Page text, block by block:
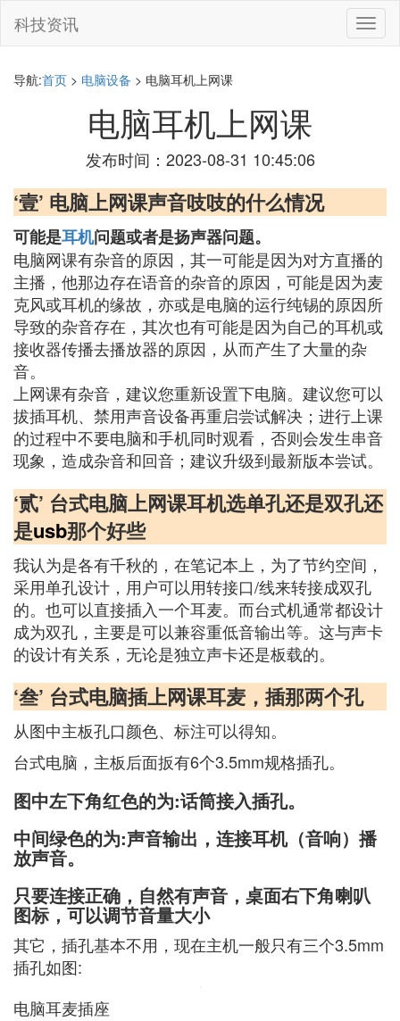
切
换
科技资讯
导航:首页 > 电脑设备 > 电脑耳机上网课
电脑耳机上网课
发布时间：2023-08-31 10:45:06
‘壹’ 电脑上网课声音吱吱的什么情况
可能是耳机问题或者是扬声器问题。
电脑网课有杂音的原因，其一可能是因为对方直播的
主播，他那边存在语音的杂音的原因，可能是因为麦
克风或耳机的缘故，亦或是电脑的运行纯锡的原因所
导致的杂音存在，其次也有可能是因为自己的耳机或
接收器传播去播放器的原因，从而产生了大量的杂
音。
上网课有杂音，建议您重新设置下电脑。建议您可以
拔插耳机、禁用声音设备再重启尝试解决；进行上课
的过程中不要电脑和手机同时观看，否则会发生串音
现象，造成杂音和回音；建议升级到最新版本尝试。
‘贰’ 台式电脑上网课耳机选单孔还是双孔还
是usb那个好些
我认为是各有千秋的，在笔记本上，为了节约空间，
采用单孔设计，用户可以用转接口/线来转接成双孔
的。也可以直接插入一个耳麦。而台式机通常都设计
成为双孔，主要是可以兼容重低音输出等。这与声卡
的设计有关系，无论是独立声卡还是板载的。
‘叁’ 台式电脑插上网课耳麦，插那两个孔
从图中主板孔口颜色、标注可以得知。
台式电脑，主板后面扳有6个3.5mm规格插孔。
图中左下角红色的为:话筒接入插孔。
中间绿色的为:声音输出，连接耳机（音响）播
放声音。
只要连接正确，自然有声音，桌面右下角喇叭
图标，可以调节音量大小
其它，插孔基本不用，现在主机一般只有三个3.5mm
插孔如图:
电脑耳麦插座